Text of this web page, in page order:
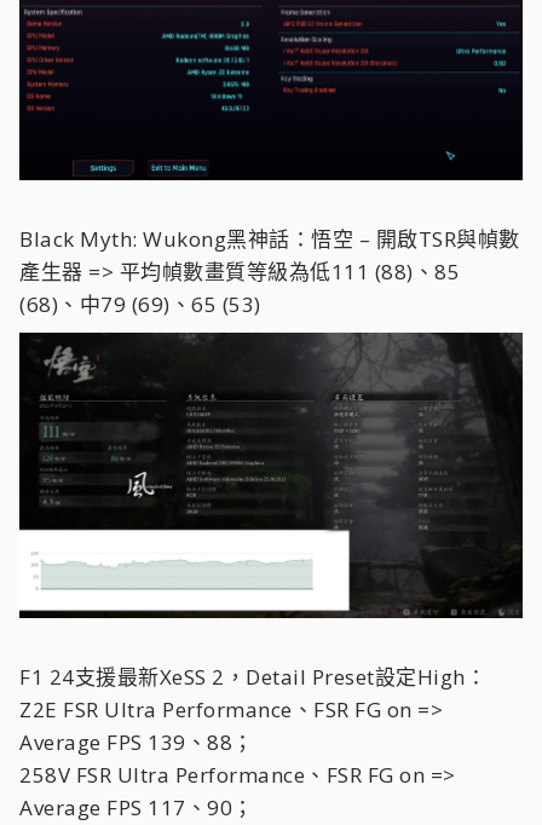
Black Myth: Wukong黑神話：悟空 – 開啟TSR與幀數
產生器 => 平均幀數畫質等級為低111 (88)、85
(68)、中79 (69)、65 (53)
F1 24支援最新XeSS 2，Detail Preset設定High：
Z2E FSR Ultra Performance、FSR FG on =>
Average FPS 139、88；
258V FSR Ultra Performance、FSR FG on =>
Average FPS 117、90；